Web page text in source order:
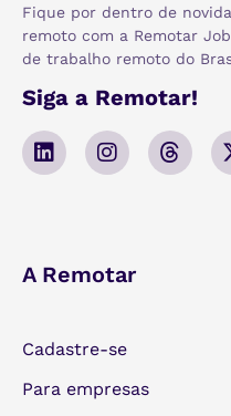
Fique por dentro de
remoto com a Remotar
de trabalho remoto do
Siga a Remotar!
A Remotar
Cadastre-se
Para empresas